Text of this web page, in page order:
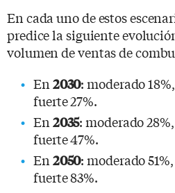
En cada uno de estos
predice la siguiente
volumen de ventas de
En 2030: moderado
fuerte 27%.
En 2035: moderado
fuerte 47%.
En 2050: moderado
fuerte 83%.